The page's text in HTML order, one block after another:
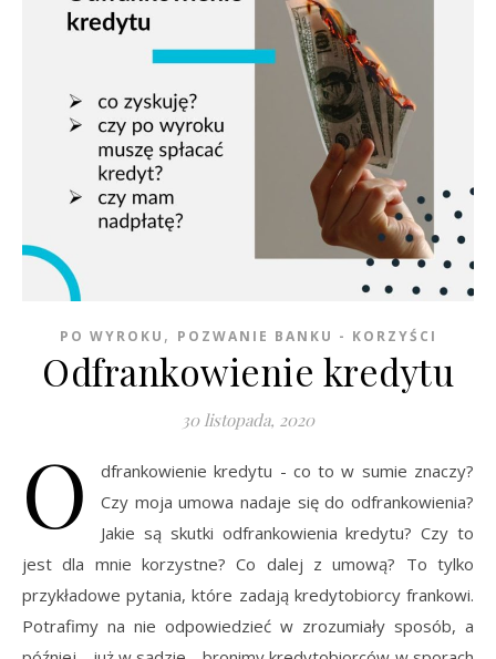
PO WYROKU , POZWANIE BANKU - KORZYŚCI
Odfrankowienie kredytu
30 listopada, 2020
O
dfrankowienie kredytu - co to w sumie znaczy?
Czy moja umowa nadaje się do odfrankowienia?
Jakie są skutki odfrankowienia kredytu? Czy to
jest dla mnie korzystne? Co dalej z umową? To tylko
przykładowe pytania, które zadają kredytobiorcy frankowi.
Potrafimy na nie odpowiedzieć w zrozumiały sposób, a